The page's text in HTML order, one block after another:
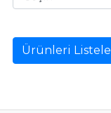
Ürünleri Listele